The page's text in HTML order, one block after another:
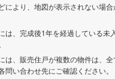
により、地図が表示されない場合
は、完成後1年を経過している未
は、販売住戸が複数の物件は、
問い合わせ先にご確認ください。